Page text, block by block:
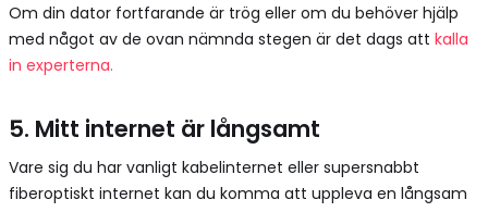
Om din dator fortfarande är trög eller om du behöver hjälp
med något av de ovan nämnda stegen är det dags att kalla
in experterna.
5. Mitt internet är långsamt
Vare sig du har vanligt kabelinternet eller supersnabbt
fiberoptiskt internet kan du komma att uppleva en långsam